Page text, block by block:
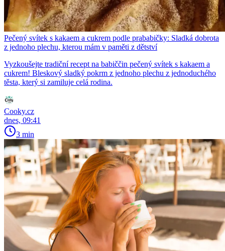
Pečený svítek s kakaem a cukrem podle prababičky: Sladká dobrota
z jednoho plechu, kterou mám v paměti z dětství
Vyzkoušejte tradiční recept na babiččin pečený svítek s kakaem a
cukrem! Bleskový sladký pokrm z jednoho plechu z jednoduchého
těsta, který si zamiluje celá rodina.
Cooky.cz
dnes, 09:41
3 min